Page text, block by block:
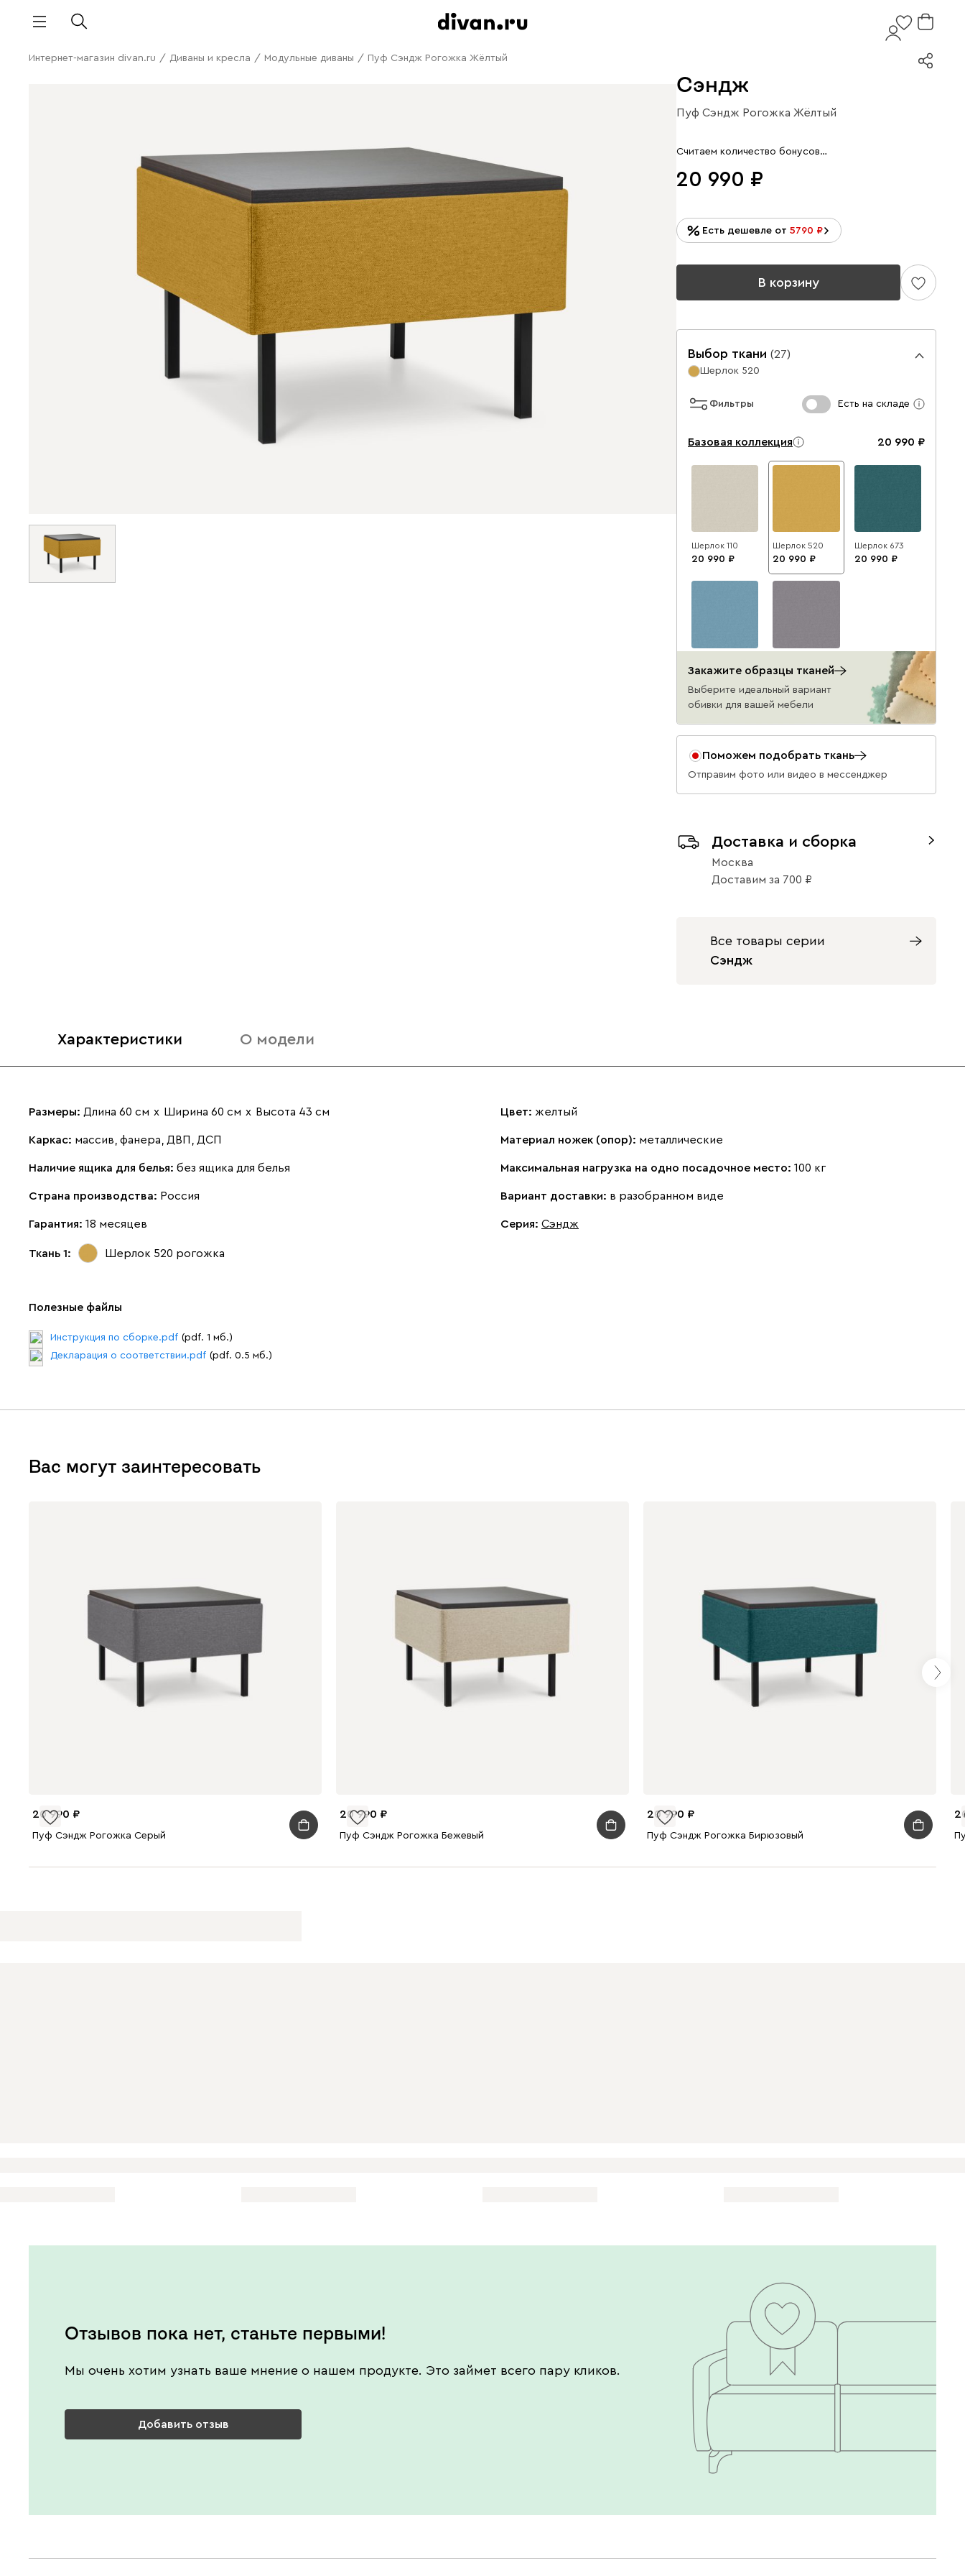
Интернет-магазин divan.ru / Диваны и кресла / Модульные диваны / Пуф Сэндж Рогожка Жёлтый
Сэндж
Пуф Сэндж Рогожка Жёлтый
Арт. 186461
Считаем количество бонусов…
20 990
Есть дешевле от 5790
В корзину
Выбор ткани (27)
Шерлок 520
Фильтры Есть на складе
Базовая коллекция 20 990
Шерлок 110
20 990
Шерлок 520
20 990
Шерлок 673
20 990
20 990 20 990
Ультра 20 990
(Coral)
(Forest)
Закажите образцы тканей
Выберите идеальный вариант
обивки для вашей мебели
Поможем подобрать ткань
Отправим фото или видео в мессенджер
Доставка и сборка
Москва
Доставим за 700
Все товары серии
Сэндж
Характеристики О модели
Размеры: Длина 60 см х Ширина 60 см х Высота 43 см
Каркас: массив, фанера, ДВП, ДСП
Наличие ящика для белья: без ящика для белья
Страна производства: Россия
Гарантия: 18 месяцев
Ткань 1: Шерлок 520 рогожка
Цвет: желтый
Материал ножек (опор): металлические
Максимальная нагрузка на одно посадочное место: 100 кг
Вариант доставки: в разобранном виде
Серия: Сэндж
Полезные файлы
Инструкция по сборке.pdf (pdf. 1 мб.)
Декларация о соответствии.pdf (pdf. 0.5 мб.)
Вас могут заинтересовать
20 990
Пуф Сэндж Рогожка Серый
20 990
Пуф Сэндж Рогожка Бежевый
20 990
Пуф Сэндж Рогожка Бирюзовый
Отзывов пока нет, станьте первыми!
Мы очень хотим узнать ваше мнение о нашем продукте. Это займет всего пару кликов.
Добавить отзыв